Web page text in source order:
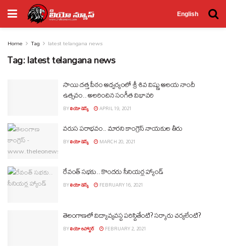
English
Home Tag latest telangana news
Tag:latest telangana news
సాయి దత్త పీఠం ఆధ్వర్యంలో శ్రీ శివ విష్ణు ఆలయ నాందీ
ఉత్సవం.. అలరించిన సంగీత విభావరి
BYలియో డెస్క్ APRIL 19, 2021
వరుస పరాభవం.. మారని కాంగ్రెస్ నాయకుల తీరు
BYలియో డెస్క్ MARCH 20, 2021
రేవంత్ సభకు.. కొందరు సీనియర్ల హ్యాండ్
BYలియో డెస్క్ FEBRUARY 16, 2021
తెలంగాణలో విద్యావ్యవస్థ పరిస్థితేంటి? సర్కారు చర్యలేంటి?
BYలియో రిపోర్టర్ FEBRUARY 2, 2021